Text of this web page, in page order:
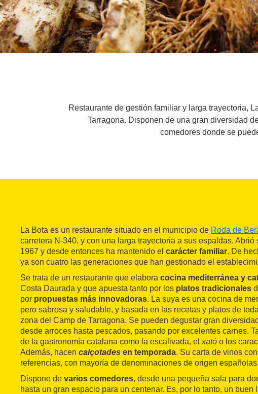
Restaurante de gestión familiar y larga trayectoria,
Tarragona. Disponen de una gran diversidad
comedores donde se
La Bota es un restaurante situado en el municipio de Roda de
carretera N-340, y con una larga trayectoria a sus espaldas. Abrió
1967 y desde entonces ha mantenido el carácter familiar. De
ya son cuatro las generaciones que han gestionado el
Se trata de un restaurante que elabora cocina mediterránea y
Costa Daurada y que apuesta tanto por los platos tradicionales
por propuestas más innovadoras. La suya es una cocina de
pero sabrosa y saludable, y basada en las recetas y platos de
zona del Camp de Tarragona. Se pueden degustar gran
desde arroces hasta pescados, pasando por excelentes carnes.
de la gastronomía catalana como la escalivada, el xató o los
Además, hacen calçotades en temporada. Su carta de vinos
referencias, con mayoría de denominaciones de origen españolas.
Dispone de varios comedores, desde una pequeña sala para
hasta un gran espacio para un centenar. Es, por lo tanto, un buen